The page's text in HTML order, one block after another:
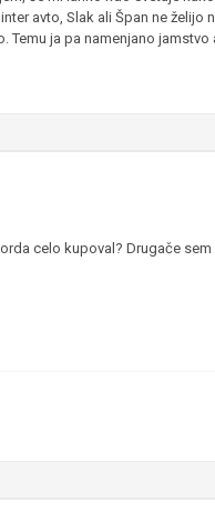
avto, Slak ali Špan ne
ja pa namenjano
celo kupoval? Drugače